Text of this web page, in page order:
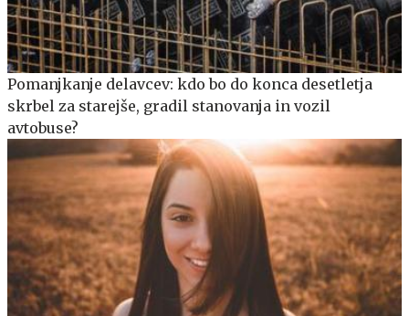
Pomanjkanje delavcev: kdo bo do konca desetletja
skrbel za starejše, gradil stanovanja in vozil
avtobuse?